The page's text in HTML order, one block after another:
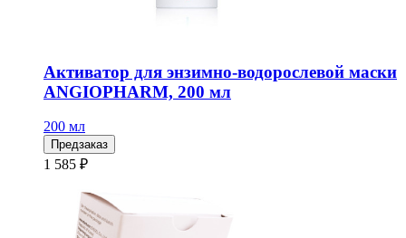
Активатор для энзимно-водорослевой маски
ANGIOPHARM, 200 мл
200 мл
Предзаказ
1 585 ₽